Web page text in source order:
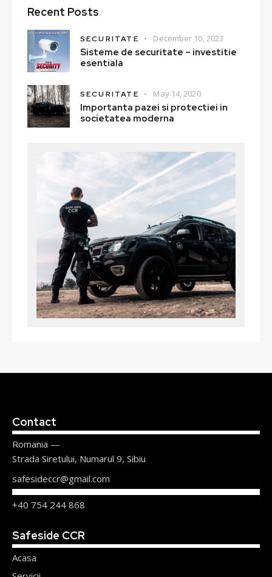
Recent Posts
SECURITATE December 10, 2023
Sisteme de securitate – investitie
esentiala
SECURITATE May 14, 2020
Importanta pazei si protectiei in
societatea moderna
Contact
Romania —
Strada Siretului, Numarul 9, Sibiu
safesideccr@gmail.com
+40 754 244 868
Safeside CCR
Acasa